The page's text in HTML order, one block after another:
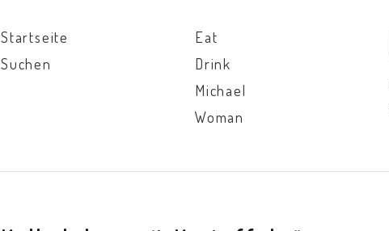
Startseite
Suchen
Eat
Drink
Michael
Woman